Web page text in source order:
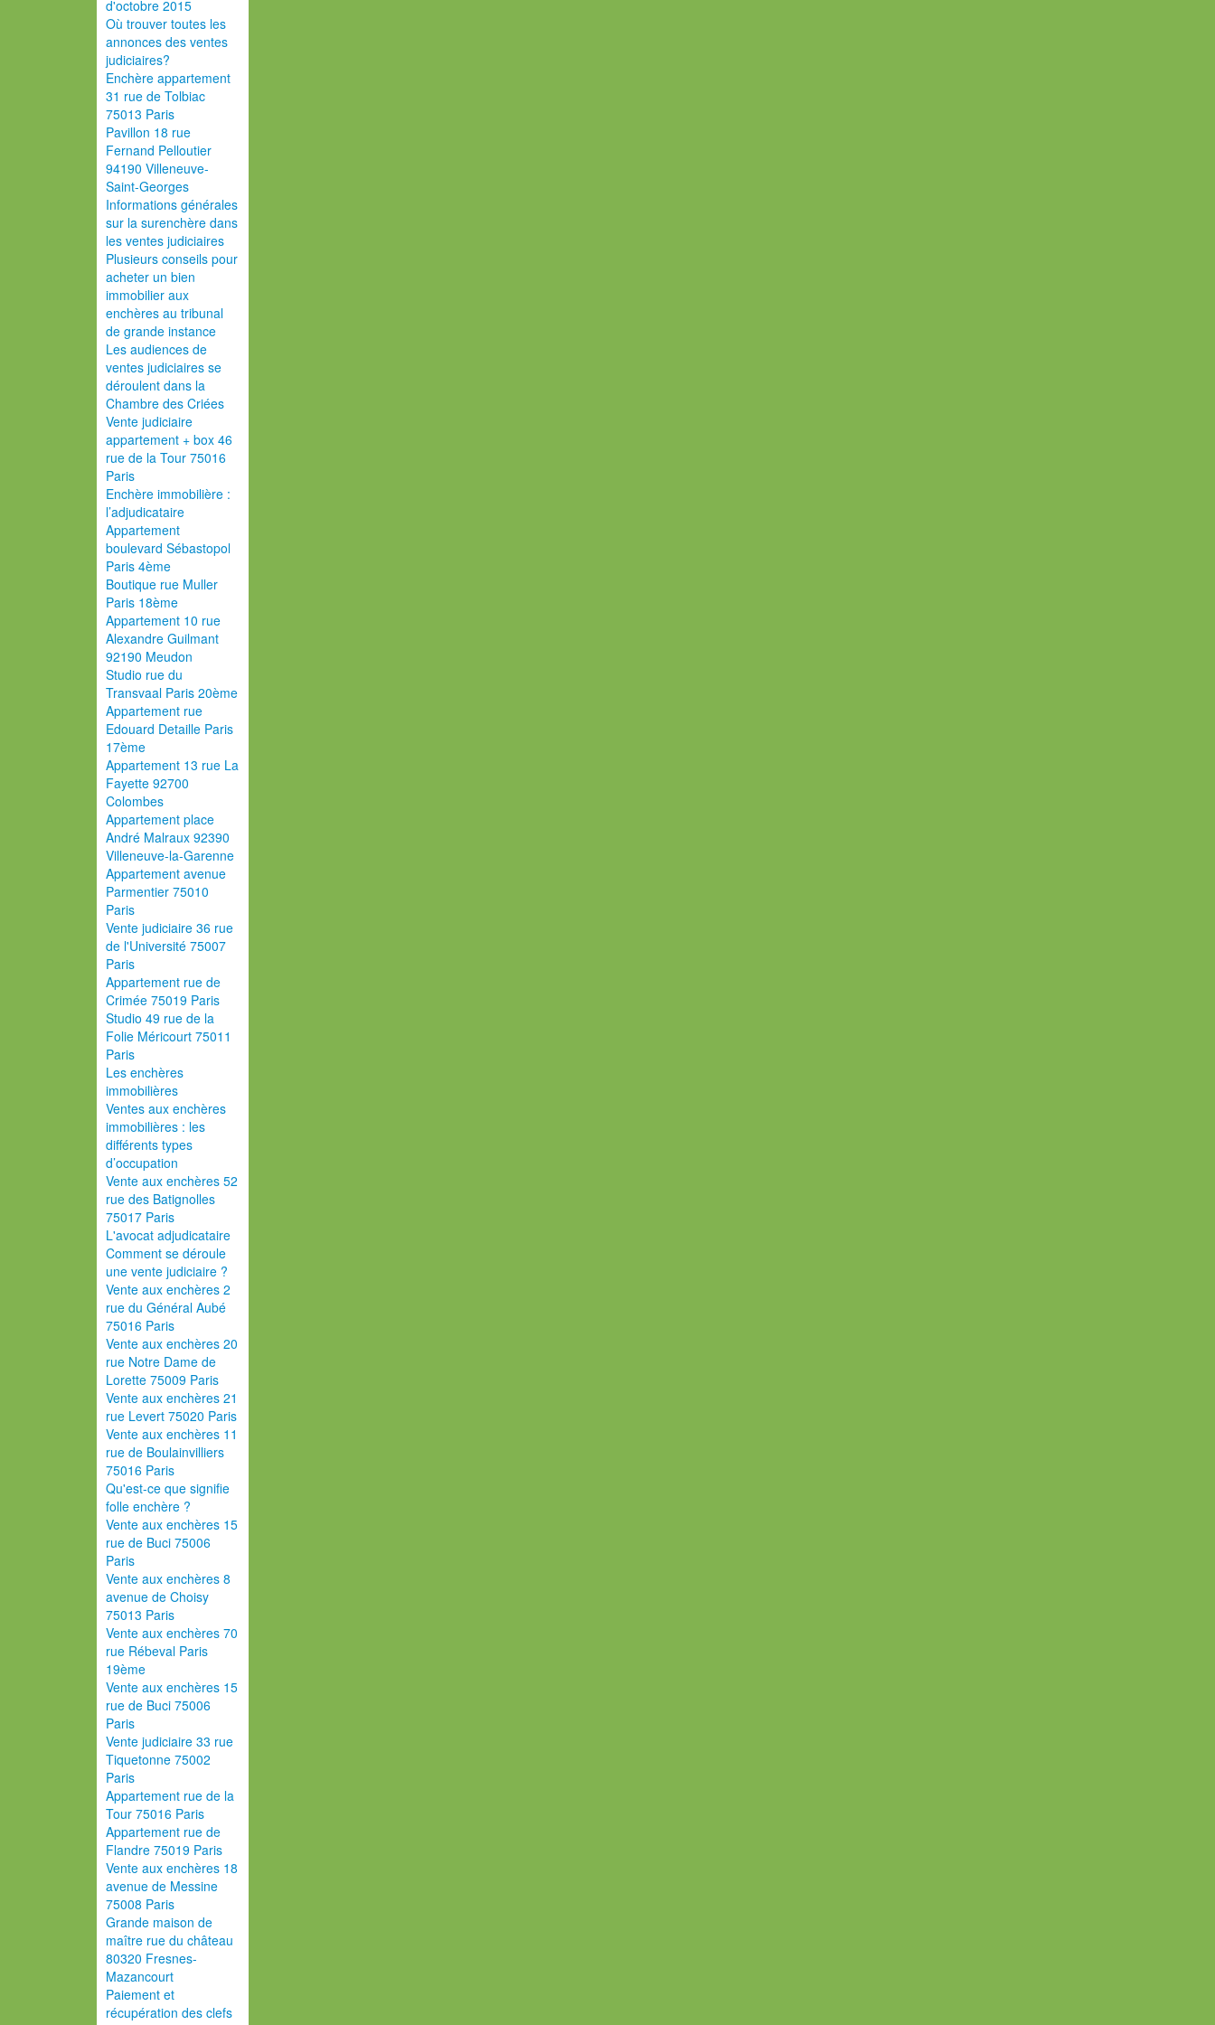
d'octobre 2015
Où trouver toutes les
annonces des ventes
judiciaires?
Enchère appartement
31 rue de Tolbiac
75013 Paris
Pavillon 18 rue
Fernand Pelloutier
94190 Villeneuve-
Saint-Georges
Informations générales
sur la surenchère dans
les ventes judiciaires
Plusieurs conseils pour
acheter un bien
immobilier aux
enchères au tribunal
de grande instance
Les audiences de
ventes judiciaires se
déroulent dans la
Chambre des Criées
Vente judiciaire
appartement + box 46
rue de la Tour 75016
Paris
Enchère immobilière :
l’adjudicataire
Appartement
boulevard Sébastopol
Paris 4ème
Boutique rue Muller
Paris 18ème
Appartement 10 rue
Alexandre Guilmant
92190 Meudon
Studio rue du
Transvaal Paris 20ème
Appartement rue
Edouard Detaille Paris
17ème
Appartement 13 rue La
Fayette 92700
Colombes
Appartement place
André Malraux 92390
Villeneuve-la-Garenne
Appartement avenue
Parmentier 75010
Paris
Vente judiciaire 36 rue
de l'Université 75007
Paris
Appartement rue de
Crimée 75019 Paris
Studio 49 rue de la
Folie Méricourt 75011
Paris
Les enchères
immobilières
Ventes aux enchères
immobilières : les
différents types
d’occupation
Vente aux enchères 52
rue des Batignolles
75017 Paris
L'avocat adjudicataire
Comment se déroule
une vente judiciaire ?
Vente aux enchères 2
rue du Général Aubé
75016 Paris
Vente aux enchères 20
rue Notre Dame de
Lorette 75009 Paris
Vente aux enchères 21
rue Levert 75020 Paris
Vente aux enchères 11
rue de Boulainvilliers
75016 Paris
Qu'est-ce que signifie
folle enchère ?
Vente aux enchères 15
rue de Buci 75006
Paris
Vente aux enchères 8
avenue de Choisy
75013 Paris
Vente aux enchères 70
rue Rébeval Paris
19ème
Vente aux enchères 15
rue de Buci 75006
Paris
Vente judiciaire 33 rue
Tiquetonne 75002
Paris
Appartement rue de la
Tour 75016 Paris
Appartement rue de
Flandre 75019 Paris
Vente aux enchères 18
avenue de Messine
75008 Paris
Grande maison de
maître rue du château
80320 Fresnes-
Mazancourt
Paiement et
récupération des clefs